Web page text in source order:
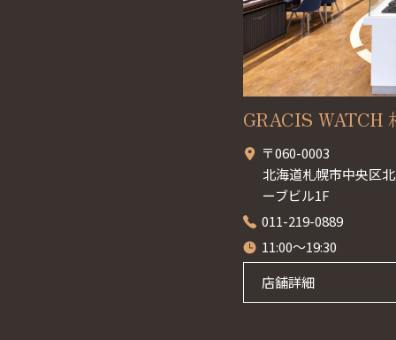
GRACIS WATCH
〒060-0003
北海道札幌市中央区
ーブビル1F
011-219-0889
11:00～19:30
店舗詳細